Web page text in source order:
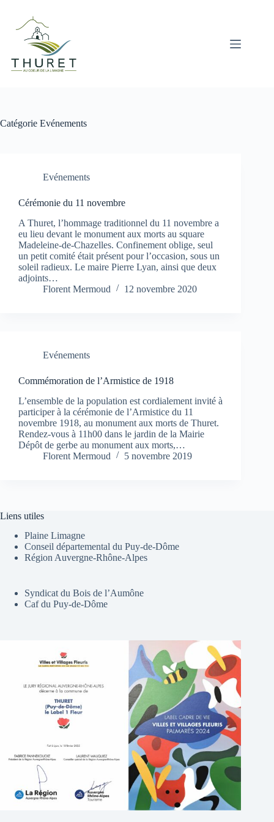
contenu
Catégorie Evénements
Evénements
Cérémonie du 11 novembre
A Thuret, l’hommage traditionnel du 11 novembre a
eu lieu devant le monument aux morts au square
Madeleine-de-Chazelles. Confinement oblige, seul
un petit comité était présent pour l’occasion, sous un
soleil radieux. Le maire Pierre Lyan, ainsi que deux
adjoints…
Florent Mermoud
12 novembre 2020
Evénements
Commémoration de l’Armistice de 1918
L’ensemble de la population est cordialement invité à
participer à la cérémonie de l’Armistice du 11
novembre 1918, au monument aux morts de Thuret.
Rendez-vous à 11h00 dans le jardin de la Mairie
Dépôt de gerbe au monument aux morts,…
Florent Mermoud
5 novembre 2019
Liens utiles
Plaine Limagne
Conseil départemental du Puy-de-Dôme
Région Auvergne-Rhône-Alpes
Syndicat du Bois de l’Aumône
Caf du Puy-de-Dôme